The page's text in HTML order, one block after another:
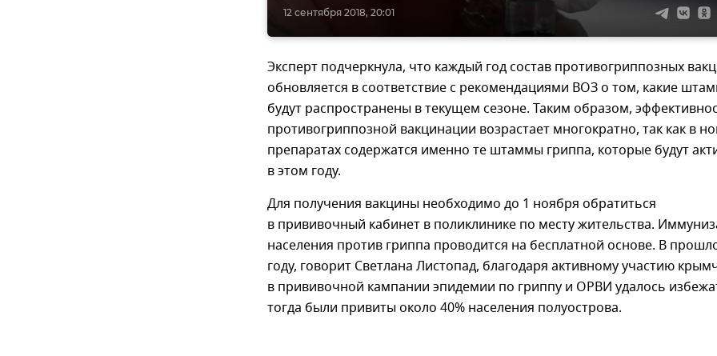
12 сентября 2018, 20:01
Эксперт подчеркнула, что каждый год состав противогриппозных
обновляется в соответствие с рекомендациями ВОЗ о том, какие
будут распространены в текущем сезоне. Таким образом,
противогриппозной вакцинации возрастает многократно, так как в
препаратах содержатся именно те штаммы гриппа, которые будут
в этом году.
Для получения вакцины необходимо до 1 ноября обратиться
в прививочный кабинет в поликлинике по месту жительства.
населения против гриппа проводится на бесплатной основе. В
году, говорит Светлана Листопад, благодаря активному участию
в прививочной кампании эпидемии по гриппу и ОРВИ удалось
тогда были привиты около 40% населения полуострова.